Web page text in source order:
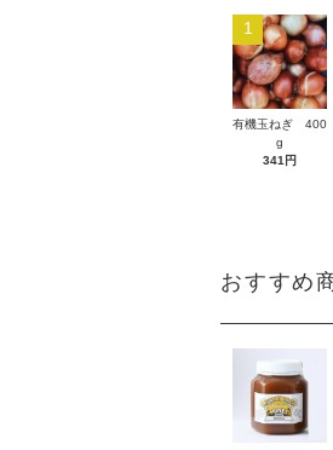
1
有機玉ねぎ 400
g
341円
おすすめ